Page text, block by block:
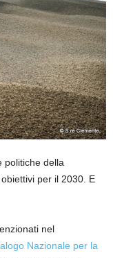
politiche della
per il 2030. E
nel
Nazionale per la